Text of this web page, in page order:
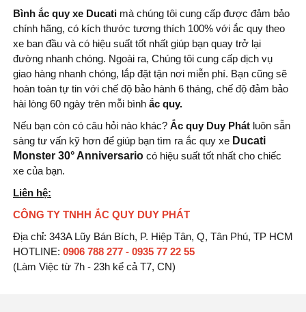
Bình ắc quy xe Ducati mà chúng tôi cung cấp được đảm bảo
chính hãng, có kích thước tương thích 100% với ắc quy theo
xe ban đầu và có hiệu suất tốt nhất giúp bạn quay trở lại
đường nhanh chóng. Ngoài ra, Chúng tôi cung cấp dịch vụ
giao hàng nhanh chóng, lắp đặt tận nơi miễn phí. Bạn cũng sẽ
hoàn toàn tự tin với chế độ bảo hành 6 tháng, chế độ đảm bảo
hài lòng 60 ngày trên mỗi bình ắc quy.
Nếu bạn còn có câu hỏi nào khác? Ắc quy Duy Phát luôn sẵn
sàng tư vấn kỹ hơn để giúp bạn tìm ra ắc quy xe Ducati
Monster 30° Anniversario có hiệu suất tốt nhất cho chiếc
xe của bạn.
Liên hệ:
CÔNG TY TNHH ẮC QUY DUY PHÁT
Địa chỉ: 343A Lũy Bán Bích, P. Hiệp Tân, Q, Tân Phú, TP HCM
HOTLINE: 0906 788 277 - 0935 77 22 55
(Làm Việc từ 7h - 23h kể cả T7, CN)